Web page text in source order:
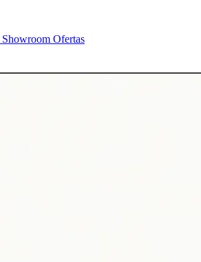
Showroom Ofertas